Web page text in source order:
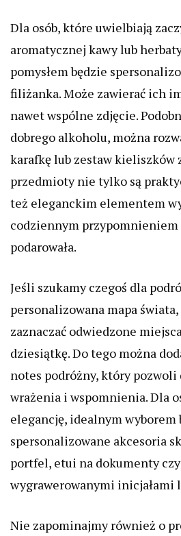
Dla osób, które uwielbiają
aromatycznej kawy lub
pomysłem będzie
filiżanka. Może zawierać ich
nawet wspólne zdjęcie.
dobrego alkoholu, można
karafkę lub zestaw kieliszków
przedmioty nie tylko są
też eleganckim elementem
codziennym przypomnieniem
podarowała.
Jeśli szukamy czegoś dla
personalizowana mapa
zaznaczać odwiedzone
dziesiątkę. Do tego można
notes podróżny, który
wrażenia i wspomnienia. Dla
elegancję, idealnym wyborem
spersonalizowane akcesoria
portfel, etui na dokumenty
wygrawerowanymi inicjałami
Nie zapominajmy również o